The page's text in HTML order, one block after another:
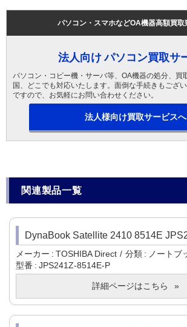
パソコン・スマホなどOA機器高額買取
法人向け パソコン買取サ
パソコン・コピー機・サーバ等、OA機器の処分、買
国、どこでも対応いたします。面倒な手続きもござ
ですので、お気軽にお問い合わせください。
法人様向け買取サービスへ
関連製品一覧
DynaBook Satellite 2410 8514E
メーカー TOSHIBA Direct 分類
ノートブ
型番
JPS241Z-8514E-P
詳細ページはこちら